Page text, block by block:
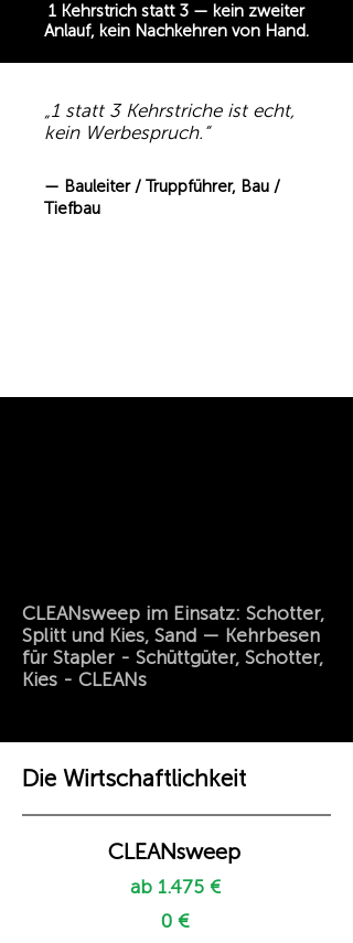
1 Kehrstrich statt 3 — kein zweiter
Anlauf, kein Nachkehren von Hand.
„1 statt 3 Kehrstriche ist echt,
kein Werbespruch.“
— Bauleiter / Truppführer, Bau /
Tiefbau
CLEANsweep im Einsatz: Schotter,
Splitt und Kies, Sand — Kehrbesen
für Stapler - Schüttgüter, Schotter,
Kies - CLEANs
Die Wirtschaftlichkeit
CLEANsweep
ab 1.475 €
0 €